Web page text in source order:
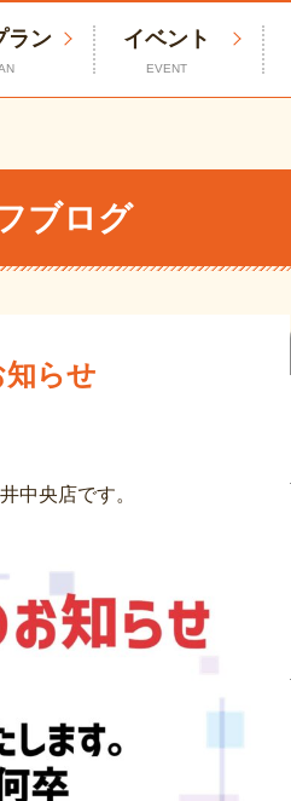
ラン イベント
EVENT
ブログ
らせ
中央店です。